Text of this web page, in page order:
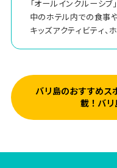
「オールインクルーシ
中のホテル内での食事や
キッズアクティビティ、
バリ島のおすすめス
載！バリ